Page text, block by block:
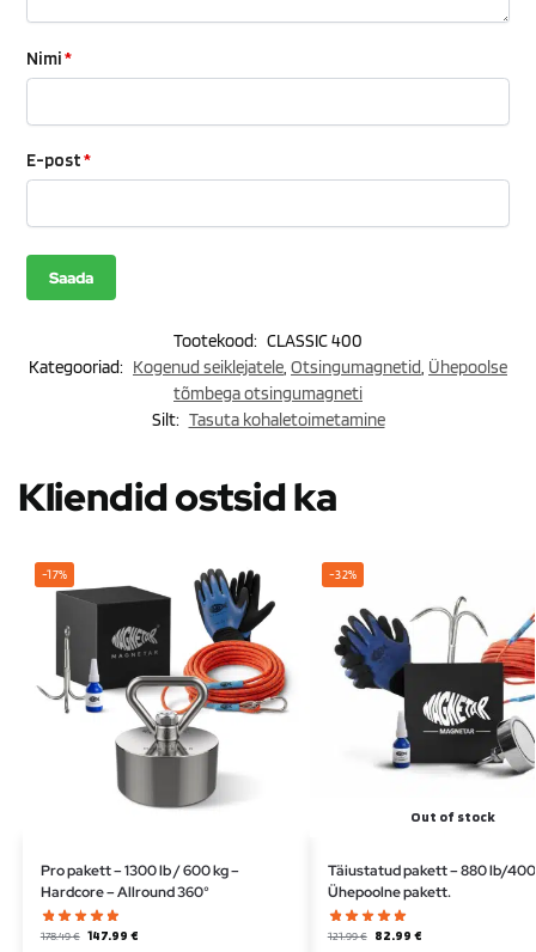
Nimi*
E-post*
Tootekood: CLASSIC 400
Kategooriad: Kogenud seiklejatele, Otsingumagnetid, Ühepoolse
tõmbega otsingumagneti
Silt: Tasuta kohaletoimetamine
Kliendid ostsid ka
-17%
Pro pakett – 1300 lb / 600 kg –
Hardcore – Allround 360°
178.49€ 147.99 €
-32%
Out of stock
Täiustatud pakett – 880 lb/400
Ühepoolne pakett.
121.99€ 82.99 €